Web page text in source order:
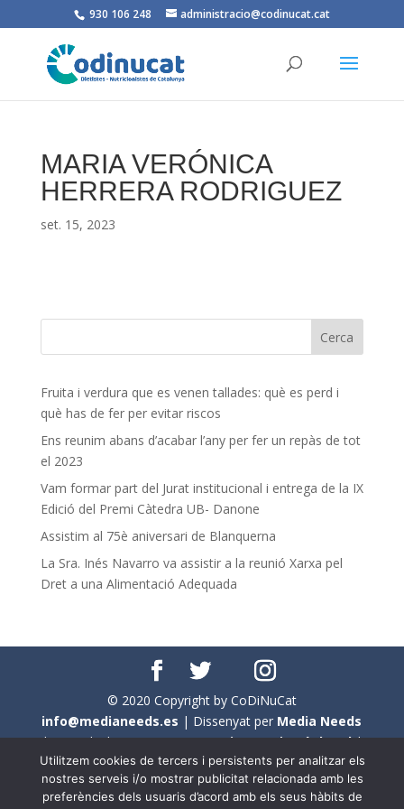
930 106 248 administracio@codinucat.cat
MARIA VERÓNICA
HERRERA RODRIGUEZ
set. 15, 2023
Fruita i verdura que es venen tallades: què es perd i
què has de fer per evitar riscos
Ens reunim abans d’acabar l’any per fer un repàs de tot
el 2023
Vam formar part del Jurat institucional i entrega de la IX
Edició del Premi Càtedra UB- Danone
Assistim al 75è aniversari de Blanquerna
La Sra. Inés Navarro va assistir a la reunió Xarxa pel
Dret a una Alimentació Adequada
© 2020 Copyright by CoDiNuCat
info@medianeeds.es | Dissenyat per Media Needs
| Tots els drets reservats aCoDiNuCat |Avís legal|
Avís per cookies
En aquest web s'ha tingut en compte l'ús no sexista del
Utilitzem cookies de tercers i persistents per analitzar els
nostres serveis i/o mostrar publicitat relacionada amb les
preferències dels usuaris d’acord amb els seus hàbits de